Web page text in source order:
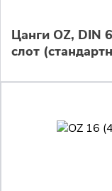
Цанги OZ, DIN
слот